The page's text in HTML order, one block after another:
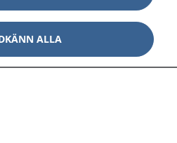
Visa
Visa
ALLA